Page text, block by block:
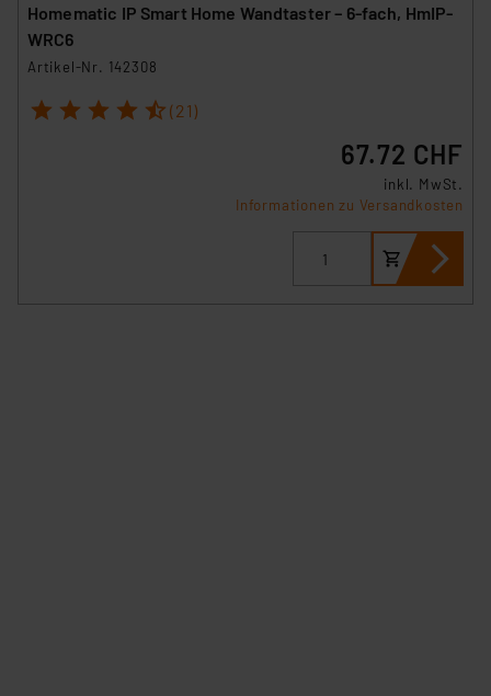
Homematic IP Smart Home Wandtaster – 6-fach, HmIP-
WRC6
Artikel-Nr. 142308
1 2 3 4 5 (21)
67.72 CHF
inkl. MwSt.
Informationen zu Versandkosten